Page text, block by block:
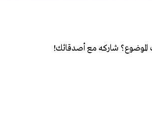
شاركه مع أصدقائك!